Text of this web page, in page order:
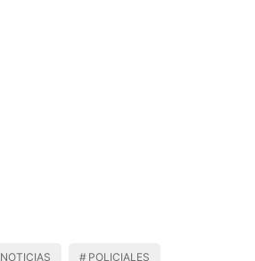
NOTICIAS POLICIALES